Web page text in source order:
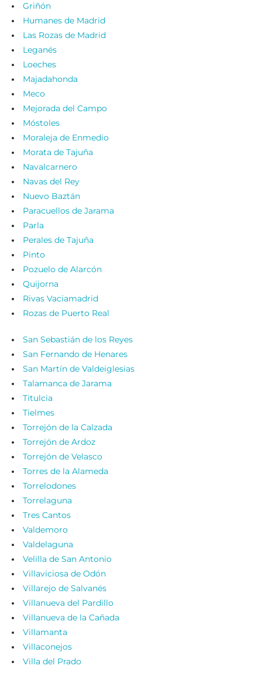
Griñón
Humanes de Madrid
Las Rozas de Madrid
Leganés
Loeches
Majadahonda
Meco
Mejorada del Campo
Móstoles
Moraleja de Enmedio
Morata de Tajuña
Navalcarnero
Navas del Rey
Nuevo Baztán
Paracuellos de Jarama
Parla
Perales de Tajuña
Pinto
Pozuelo de Alarcón
Quijorna
Rivas Vaciamadrid
Rozas de Puerto Real
San Sebastián de los Reyes
San Fernando de Henares
San Martín de Valdeiglesias
Talamanca de Jarama
Titulcia
Tielmes
Torrejón de la Calzada
Torrejón de Ardoz
Torrejón de Velasco
Torres de la Alameda
Torrelodones
Torrelaguna
Tres Cantos
Valdemoro
Valdelaguna
Velilla de San Antonio
Villaviciosa de Odón
Villarejo de Salvanés
Villanueva del Pardillo
Villanueva de la Cañada
Villamanta
Villaconejos
Villa del Prado